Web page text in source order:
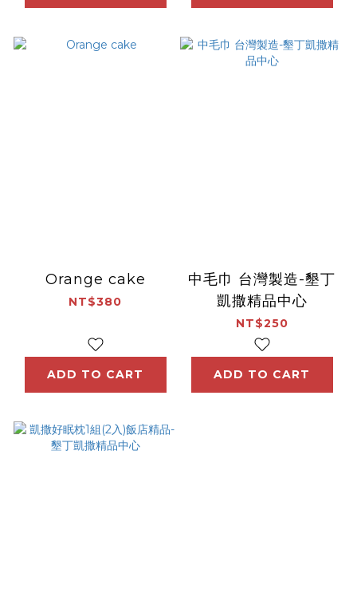
Orange cake
NT$380
ADD TO CART
中毛巾 台灣製造-墾丁
凱撒精品中心
NT$250
ADD TO CART